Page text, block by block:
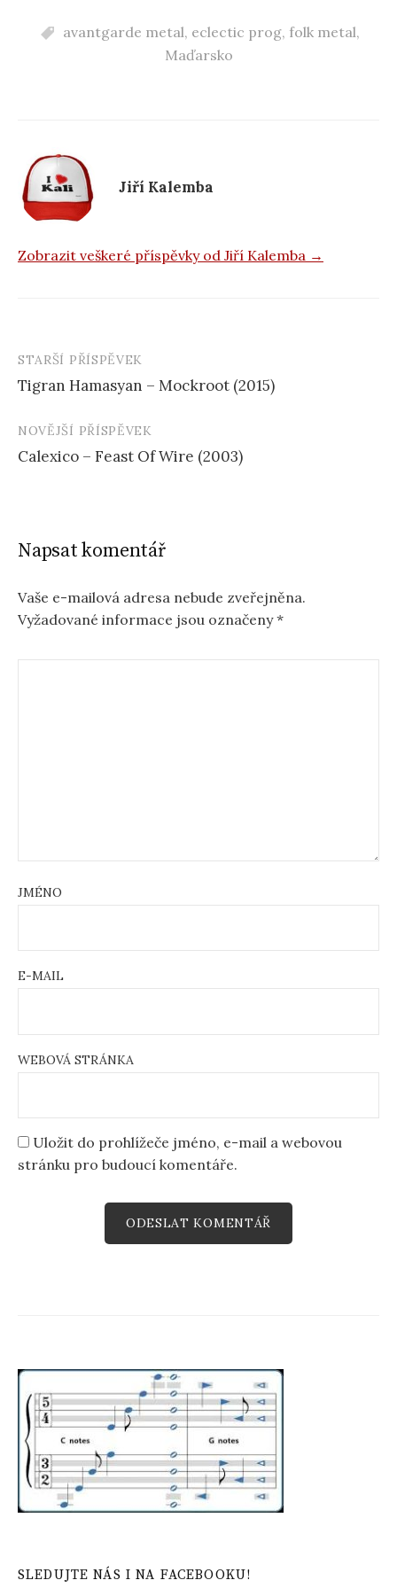
c
k
avantgarde metal, eclectic prog, folk metal,
Maďarsko
Jiří Kalemba
Zobrazit veškeré příspěvky od Jiří Kalemba →
Navigace
příspěvku
STARŠÍ PŘÍSPĚVEK
Tigran Hamasyan – Mockroot (2015)
NOVĚJŠÍ PŘÍSPĚVEK
Calexico – Feast Of Wire (2003)
Napsat komentář
Vaše e-mailová adresa nebude zveřejněna.
Vyžadované informace jsou označeny*
JMÉNO
E-MAIL
WEBOVÁ STRÁNKA
Uložit do prohlížeče jméno, e-mail a webovou
stránku pro budoucí komentáře.
SLEDUJTE NÁS I NA FACEBOOKU!